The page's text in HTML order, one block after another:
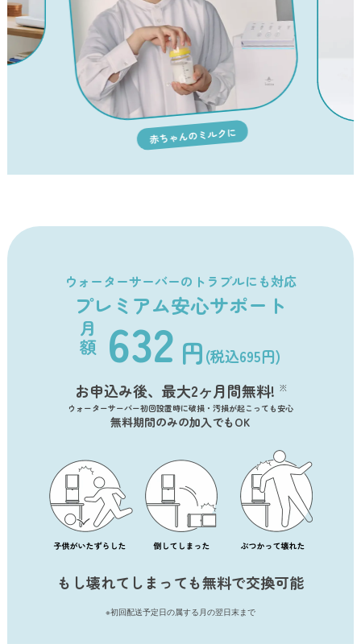
赤ちゃんのミルクに
ウォーターサーバーのトラブルにも対応
プレミアム安心サポート
632 円(税込695円)
お申込み後、最大2ヶ月間無料! ※
ウォーターサーバー初回設置時に破損・汚損が起こっても安心
無料期間のみの加入でもOK
もし壊れてしまっても無料で交換可能
※初回配送予定日の属する月の翌日末まで